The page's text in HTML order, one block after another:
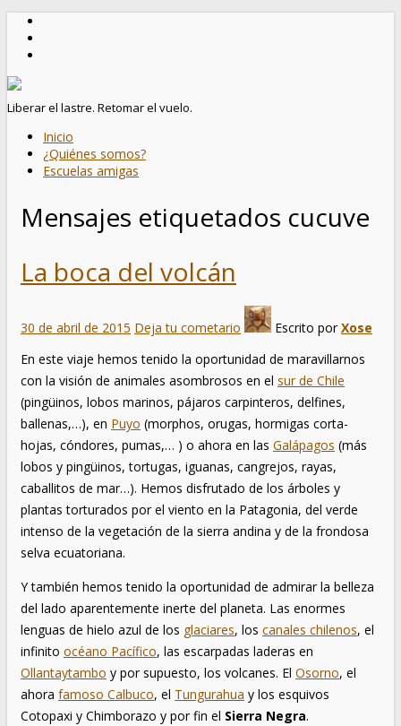
Liberar el lastre. Retomar el vuelo.
Inicio
¿Quiénes somos?
Escuelas amigas
Mensajes etiquetados cucuve
La boca del volcán
30 de abril de 2015 Deja tu cometario Escrito porXose
En este viaje hemos tenido la oportunidad de maravillarnos
con la visión de animales asombrosos en el sur de Chile
(pingüinos, lobos marinos, pájaros carpinteros, delfines,
ballenas,…), en Puyo (morphos, orugas, hormigas corta-
hojas, cóndores, pumas,… ) o ahora en las Galápagos (más
lobos y pingüinos, tortugas, iguanas, cangrejos, rayas,
caballitos de mar…). Hemos disfrutado de los árboles y
plantas torturados por el viento en la Patagonia, del verde
intenso de la vegetación de la sierra andina y de la frondosa
selva ecuatoriana.
Y también hemos tenido la oportunidad de admirar la belleza
del lado aparentemente inerte del planeta. Las enormes
lenguas de hielo azul de los glaciares, los canales chilenos, el
infinito océano Pacífico, las escarpadas laderas en
Ollantaytambo y por supuesto, los volcanes. El Osorno, el
ahora famoso Calbuco, el Tungurahua y los esquivos
Cotopaxi y Chimborazo y por fin el Sierra Negra.